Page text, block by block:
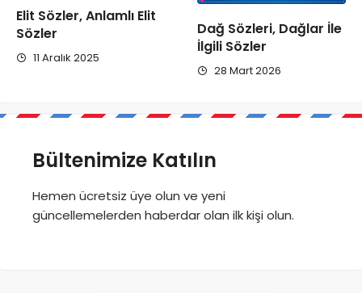
Elit Sözler, Anlamlı Elit
Sözler
11 Aralık 2025
Dağ Sözleri, Dağlar İle
İlgili Sözler
28 Mart 2026
Bültenimize Katılın
Hemen ücretsiz üye olun ve yeni
güncellemelerden haberdar olan ilk kişi olun.